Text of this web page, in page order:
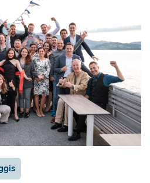
Aussicht auf
Frischs „Biedermann und
Antwort zu tun hat
»
Röpke-